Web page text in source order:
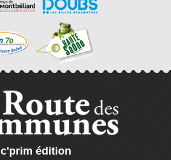
c'prim édition